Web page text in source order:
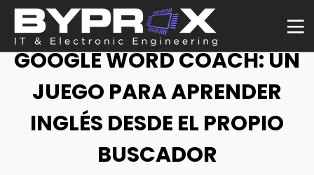
NOTICIA
GOOGLE WORD COACH: UN
JUEGO PARA APRENDER
INGLÉS DESDE EL PROPIO
BUSCADOR